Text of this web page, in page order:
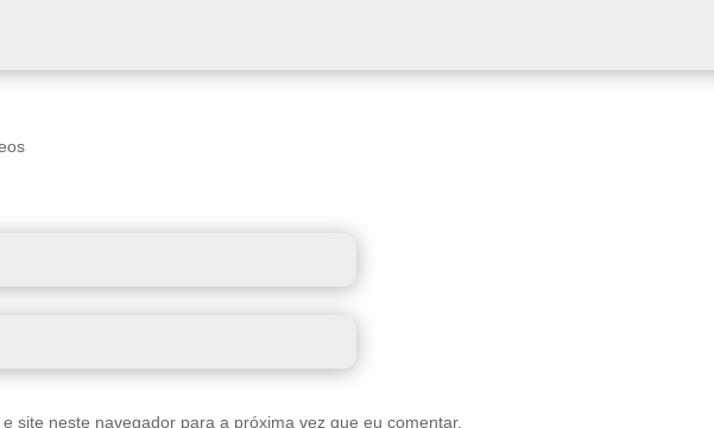
site neste navegador para a próxima vez que eu comentar.